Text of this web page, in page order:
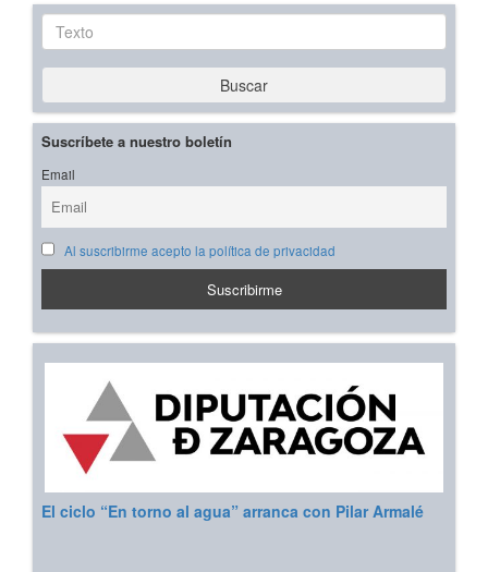
Texto
Buscar
Suscríbete a nuestro boletín
Email
Al suscribirme acepto la política de privacidad
El ciclo “En torno al agua” arranca con Pilar Armalé